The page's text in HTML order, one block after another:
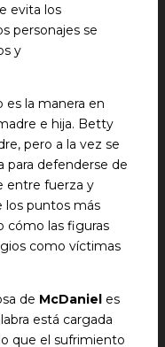
evita los
personajes se
y
la manera en
e hija. Betty
pero a la vez se
para defenderse de
entre fuerza y
los puntos más
cómo las figuras
como víctimas
de McDaniel es
está cargada
que el sufrimiento